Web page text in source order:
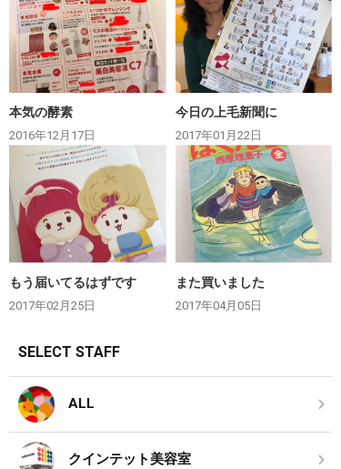
本気の酵素
2016年12月17日
今日の上毛新聞に
2017年01月22日
もう届いてるはずです
2017年02月25日
また買いました
2017年04月05日
SELECT STAFF
ALL
クインテット美容室